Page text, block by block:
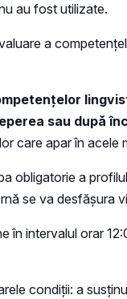
au fost utilizate.
a
sau după
care apar în acele
obligatorie a
se va desfășura
în intervalul orar
condiţii: a